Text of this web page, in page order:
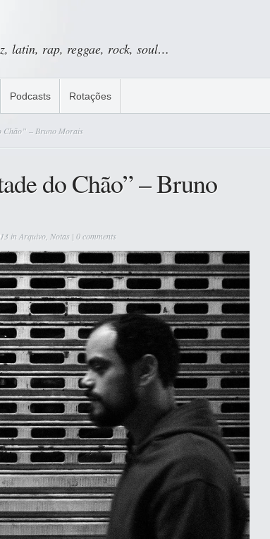
latin, rap, reggae, rock, soul…
Podcasts Rotações
Chão” – Bruno Morais
do Chão” – Bruno
inArquivo Notas | 0 comments